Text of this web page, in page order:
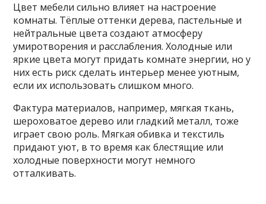
Цвет мебели сильно влияет на настроение
комнаты. Тёплые оттенки дерева, пастельные и
нейтральные цвета создают атмосферу
умиротворения и расслабления. Холодные или
яркие цвета могут придать комнате энергии, но у
них есть риск сделать интерьер менее уютным,
если их использовать слишком много.
Фактура материалов, например, мягкая ткань,
шероховатое дерево или гладкий металл, тоже
играет свою роль. Мягкая обивка и текстиль
придают уют, в то время как блестящие или
холодные поверхности могут немного
отталкивать.